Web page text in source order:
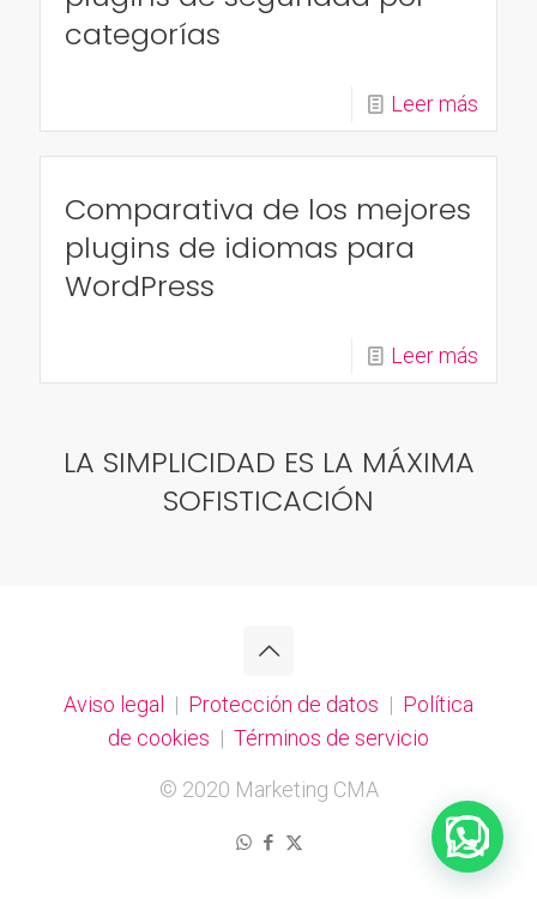
categorías
Leer más
Comparativa de los mejores
plugins de idiomas para
WordPress
Leer más
LA SIMPLICIDAD ES LA MÁXIMA
SOFISTICACIÓN
Aviso legal | Protección de datos | Política
de cookies | Términos de servicio
© 2020 Marketing CMA